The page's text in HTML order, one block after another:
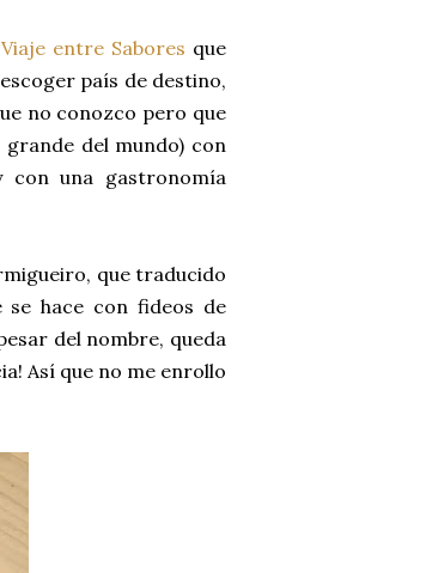
Viaje entre Sabores que
país de destino,
no conozco pero que
del mundo) con
con una gastronomía
que traducido
se hace con fideos de
del nombre, queda
Así que no me enrollo